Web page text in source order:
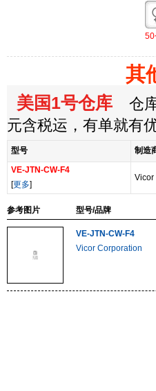
50
其
美国1号仓库 仓库
元含税运，有单就有
型号 制造
VE-JTN-CW-F4
[更多]
Vicor
参考图片 型号/品牌
VE-JTN-CW-F4
Vicor Corporation